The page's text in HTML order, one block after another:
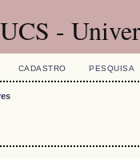
-
CADASTRO PESQUISA